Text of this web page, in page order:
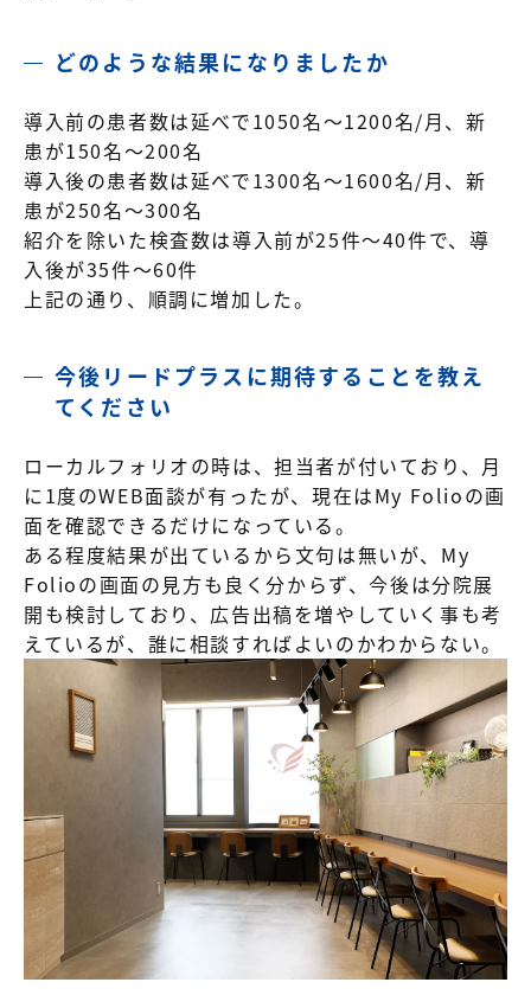
どのような結果になりましたか
導入前の患者数は延べで1050名～1200名/月、新
患が150名～200名
導入後の患者数は延べで1300名～1600名/月、新
患が250名～300名
紹介を除いた検査数は導入前が25件～40件で、導
入後が35件～60件
上記の通り、順調に増加した。
今後リードプラスに期待することを教え
てください
ローカルフォリオの時は、担当者が付いており、月
に1度のWEB面談が有ったが、現在はMy Folioの画
面を確認できるだけになっている。
ある程度結果が出ているから文句は無いが、My
Folioの画面の見方も良く分からず、今後は分院展
開も検討しており、広告出稿を増やしていく事も考
えているが、誰に相談すればよいのかわからない。